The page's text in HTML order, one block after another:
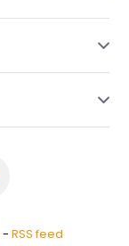
- RSS feed